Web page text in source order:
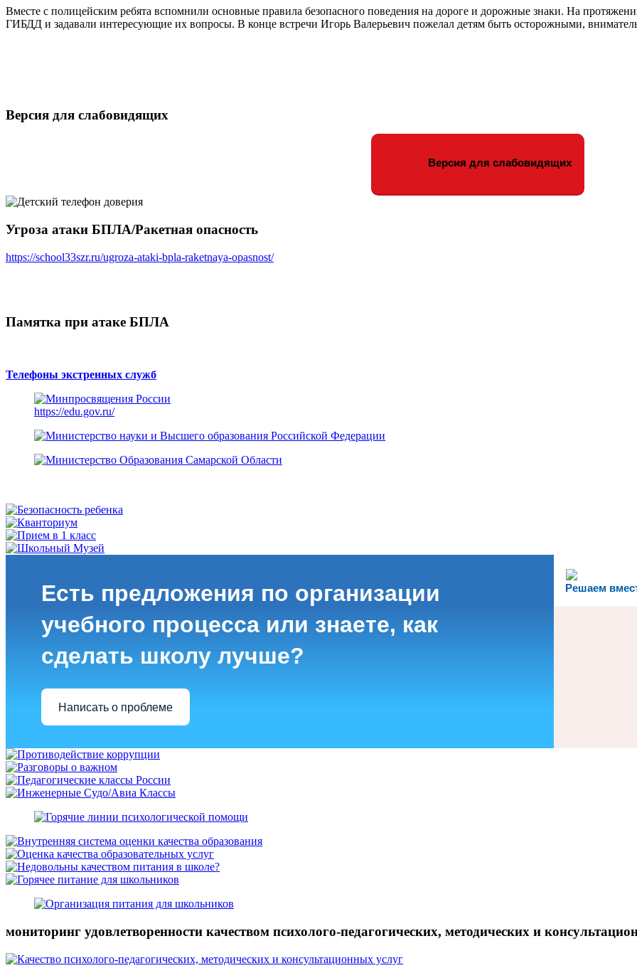
Вместе с полицейским ребята вспомнили основные правила безопасного поведения на дороге и дорожные знаки. На
ГИБДД и задавали интересующие их вопросы. В конце встречи Игорь Валерьевич пожелал детям быть осторожными,
Версия для слабовидящих
Версия для слабовидящих
Угроза атаки БПЛА/Ракетная опасность
https://school33szr.ru/ugroza-ataki-bpla-raketnaya-opasnost/
Памятка при атаке БПЛА
Телефоны экстренных служб
https://edu.gov.ru/
Решаем
Есть предложения по организации
учебного процесса или знаете, как
сделать школу лучше?
Написать о проблеме
мониторинг удовлетворенности качеством психолого-педагогических, методических и